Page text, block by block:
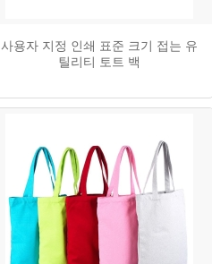
사용자 지정 인쇄 표준 크기 접는 유
틸리티 토트 백